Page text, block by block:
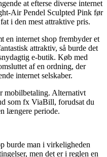
at efterse diverse internet
Air Pendel Sculpted Pink før
i den mest attraktive pris.
en internet shop frembyder et
attraktiv, så burde det
e-butik. Køb med
af en ordning, der
internet selskaber.
mobilbetaling. Alternativt
som fx ViaBill, forudsat du
længere periode.
burde man i virkeligheden
men det er i reglen en